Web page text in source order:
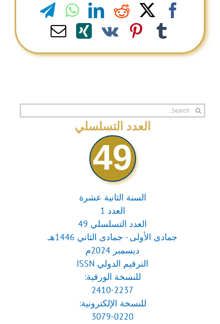
Facebook
X
Reddit
LinkedIn
Tumblr
Pinterest
Vk
Xing
Email
Search
العدد التسلسلي
49
السنة الثانية عشرة
العدد 1
العدد التسلسلي 49
جمادى الأولى - جمادى الثاني 1446هـ
ديسمبر 2024م
الترقيم الدولي ISSN
للنسخة الورقية:
2410-2237
للنسخة الإلكترونية:
3079-0220